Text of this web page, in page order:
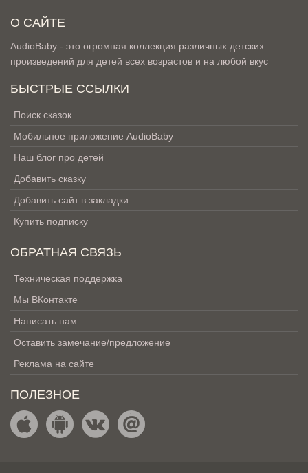
О САЙТЕ
AudioBaby - это огромная коллекция различных детских
произведений для детей всех возрастов и на любой вкус
БЫСТРЫЕ ССЫЛКИ
Поиск сказок
Мобильное приложение AudioBaby
Наш блог про детей
Добавить сказку
Добавить сайт в закладки
Купить подписку
ОБРАТНАЯ СВЯЗЬ
Техническая поддержка
Мы ВКонтакте
Написать нам
Оставить замечание/предложение
Реклама на сайте
ПОЛЕЗНОЕ